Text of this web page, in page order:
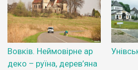
Вовків. Неймовірне ар
деко – руїна, дерев’яна